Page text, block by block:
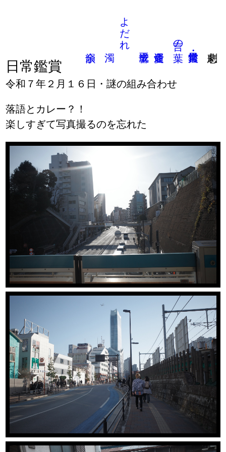
言の葉
よだれ
日常鑑賞
令和７年２月１６日・謎の組み合わせ
落語とカレー？！
楽しすぎて写真撮るのを忘れた